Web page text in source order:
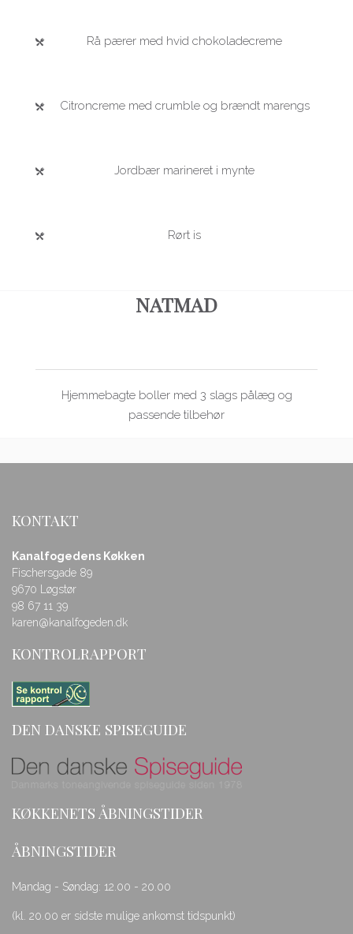
Rå pærer med hvid chokoladecreme
Citroncreme med crumble og brændt marengs
Jordbær marineret i mynte
Rørt is
NATMAD
Hjemmebagte boller med 3 slags pålæg og
passende tilbehør
KONTAKT
Kanalfogedens Køkken
Fischersgade 89
9670 Løgstør
98 67 11 39
karen@kanalfogeden.dk
KONTROLRAPPORT
DEN DANSKE SPISEGUIDE
KØKKENETS ÅBNINGSTIDER
ÅBNINGSTIDER
Mandag - Søndag: 12.00 - 20.00
(kl. 20.00 er sidste mulige ankomst tidspunkt)